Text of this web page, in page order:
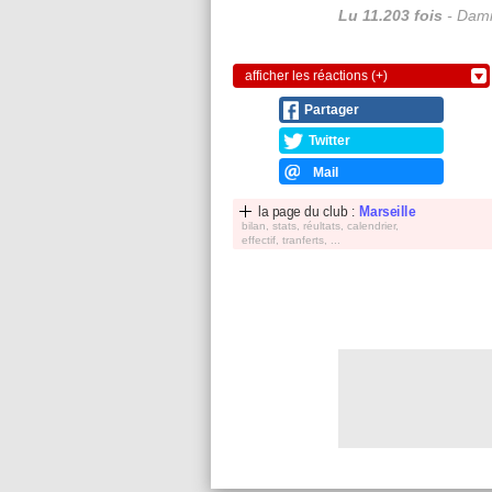
Lu 11.203 fois -
afficher les réactions (+)
Partager
Twitter
Mail
la page du club : Marseille
bilan, stats, réultats, calendrier,
effectif, tranferts, ...